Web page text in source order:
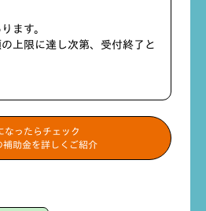
ます。
上限に達し次第、受付終了と
なったらチェック
助金を詳しくご紹介